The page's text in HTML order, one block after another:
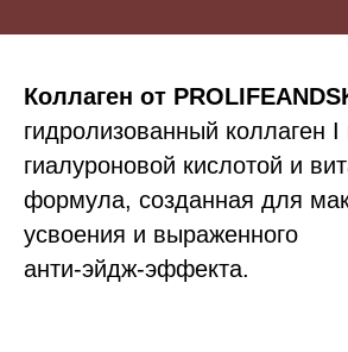
Коллаген от
гидролизованный коллаген
гиалуроновой кислотой и
формула, созданная для
усвоения и выраженного
анти‑эйдж‑эффекта.